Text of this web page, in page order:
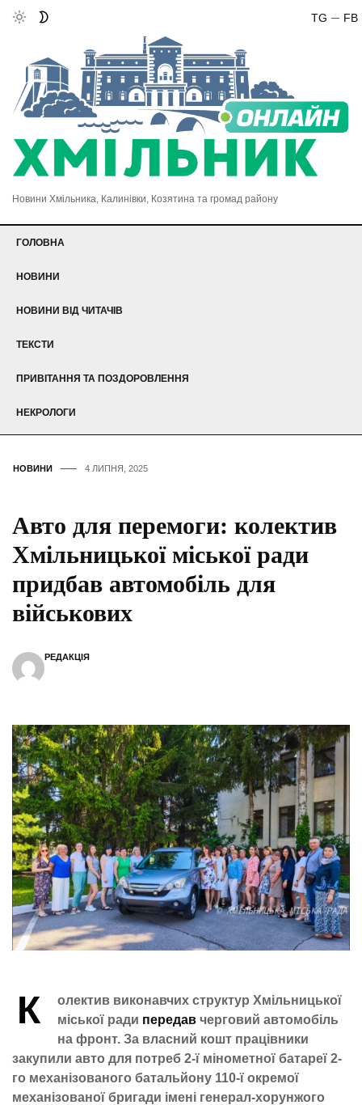
FB
TG
Новини Хмільника, Калинівки, Козятина та громад району
ГОЛОВНА
НОВИНИ
НОВИНИ ВІД ЧИТАЧІВ
ТЕКСТИ
ПРИВІТАННЯ ТА ПОЗДОРОВЛЕННЯ
НЕКРОЛОГИ
НОВИНИ 4 ЛИПНЯ, 2025
Авто для перемоги: колектив
Хмільницької міської ради
придбав автомобіль для
військових
РЕДАКЦІЯ
К
олектив виконавчих структур Хмільницької
міської ради передав черговий автомобіль
на фронт. За власний кошт працівники
закупили авто для потреб 2-ї мінометної батареї 2-
го механізованого батальйону 110-ї окремої
механізованої бригади імені генерал-хорунжого